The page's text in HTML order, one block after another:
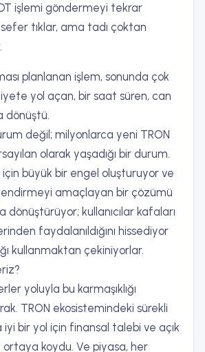
işlemi göndermeyi tekrar
tıklar, ama tadı çoktan
planlanan işlem, sonunda çok
yol açan, bir saat süren, can
dönüştü.
değil; milyonlarca yeni TRON
olarak yaşadığı bir durum.
büyük bir engel oluşturuyor ve
amaçlayan bir çözümü
dönüştürüyor; kullanıcılar kafaları
faydalanıldığını hissediyor
kullanmaktan çekiniyorlar.
yoluyla bu karmaşıklığı
TRON ekosistemindeki sürekli
bir yol için finansal talebi ve açık
ortaya koydu. Ve piyasa, her